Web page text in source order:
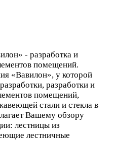
- разработка и
помещений.
«Вавилон», у которой
разработки и
помещений,
стали и стекла в
Вашему обзору
лестницы из
лестничные